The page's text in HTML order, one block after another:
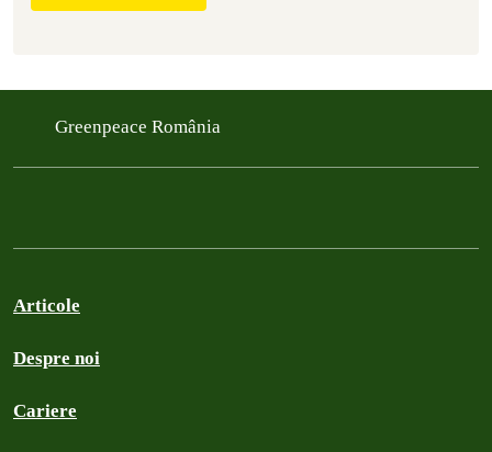
Greenpeace România
Articole
Despre noi
Cariere